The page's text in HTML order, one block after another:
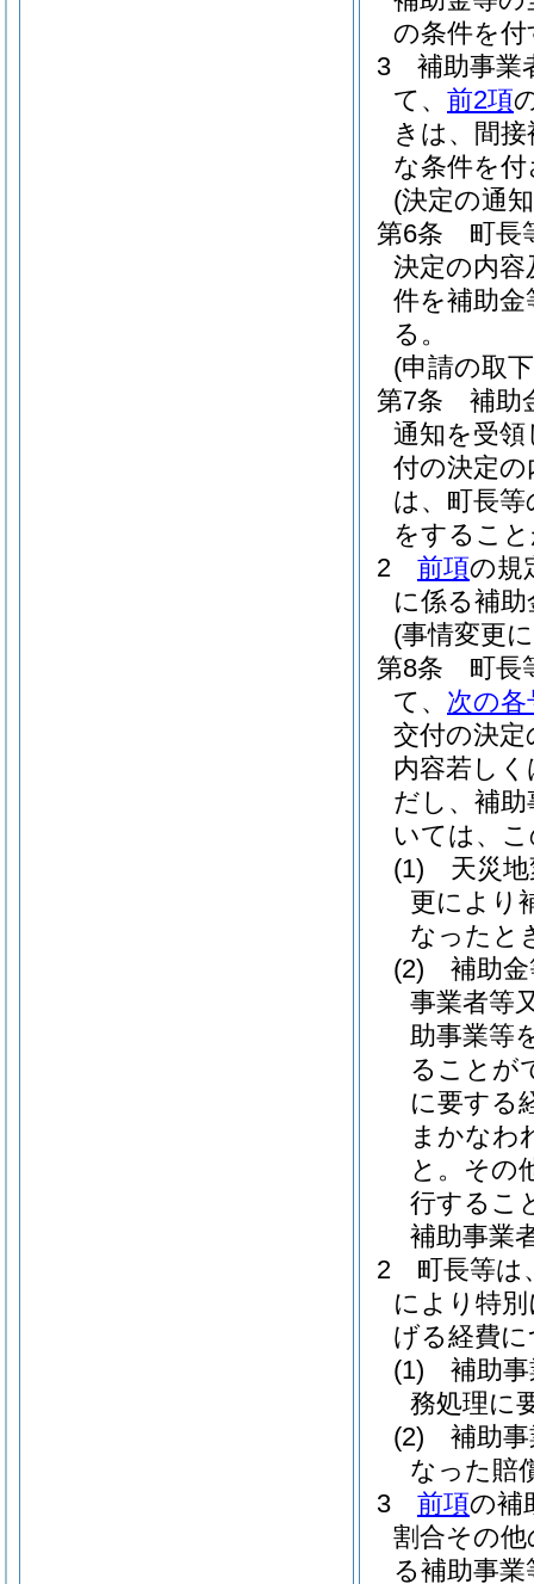
の条件を
3
補助事業
て、 前2項
きは、間
な条件を
(決定の通
第6条
町長
決定の内
件を補助
る。
(申請の取
第7条
補助
通知を受
付の決定
は、町長
をするこ
2
前項の規
に係る補
(事情変更
第8条
町長
て、 次の各
交付の決
内容若し
だし、補
いては、
(1)
天災
更により
なったと
(2)
補助
事業者等
助事業等
ることが
に要する
まかなわ
と。 その
行するこ
補助事業
2
町長等は
により特
げる経費
(1)
補助
務処理に
(2)
補助
なった賠
3
前項の補
割合その
る補助事